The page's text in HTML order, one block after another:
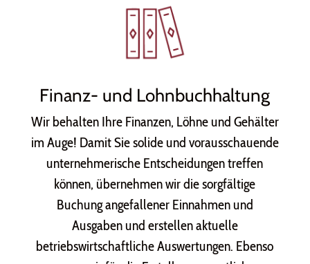
Finanz- und Lohnbuchhaltung
Wir behalten Ihre Finanzen, Löhne und Gehälter
im Auge! Damit Sie solide und vorausschauende
unternehmerische Entscheidungen treffen
können, übernehmen wir die sorgfältige
Buchung angefallener Einnahmen und
Ausgaben und erstellen aktuelle
betriebswirtschaftliche Auswertungen. Ebenso